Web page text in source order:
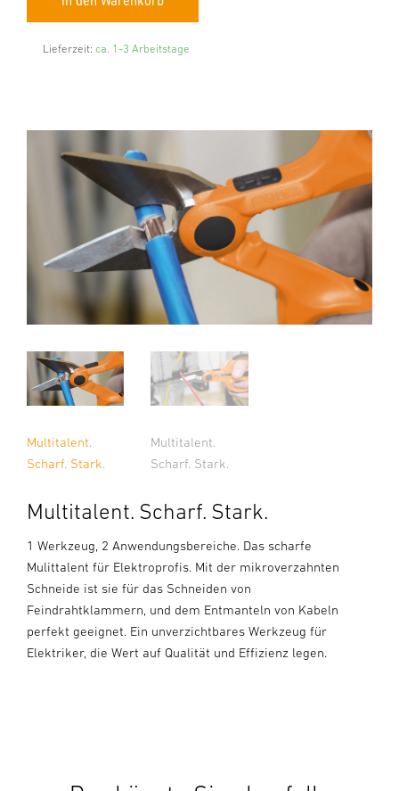
Lieferzeit: ca. 1-3 Arbeitstage
Multitalent.
Scharf. Stark.
Multitalent.
Scharf. Stark.
Multitalent. Scharf. Stark.
1 Werkzeug, 2 Anwendungsbereiche. Das scharfe
Mulittalent für Elektroprofis. Mit der mikroverzahnten
Schneide ist sie für das Schneiden von
Feindrahtklammern, und dem Entmanteln von Kabeln
perfekt geeignet. Ein unverzichtbares Werkzeug für
Elektriker, die Wert auf Qualität und Effizienz legen.